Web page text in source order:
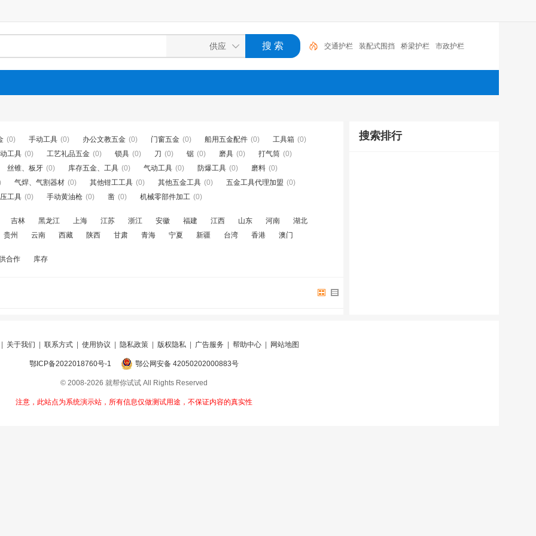
交通护栏 装配式围挡 桥梁护栏 市政护栏
(0) 手动工具 (0) 办公文教五金 (0) 门窗五金 (0) 船用五金配件 (0) 工具箱 (0)
工具 (0) 工艺礼品五金 (0) 锁具 (0) 刀 (0) 锯 (0) 磨具 (0) 打气筒 (0)
丝锥、板牙 (0) 库存五金、工具 (0) 气动工具 (0) 防爆工具 (0) 磨料 (0)
气焊、气割器材 (0) 其他钳工工具 (0) 其他五金工具 (0) 五金工具代理加盟 (0)
工具 (0) 手动黄油枪 (0) 凿 (0) 机械零部件加工 (0)
吉林 黑龙江 上海 江苏 浙江 安徽 福建 江西 山东 河南
湖北
贵州
云南 西藏 陕西 甘肃 青海 宁夏 新疆 台湾 香港 澳门
合作 库存
搜索排行
关于我们 联系方式 使用协议 隐私政策 版权隐私 广告服务 帮助中心 网站地图
鄂ICP备2022018760号-1 鄂公网安备 42050202000883号
© 2008-2026 就帮你试试 All Rights Reserved
注意，此站点为系统演示站，所有信息仅做测试用途，不保证内容的真实性